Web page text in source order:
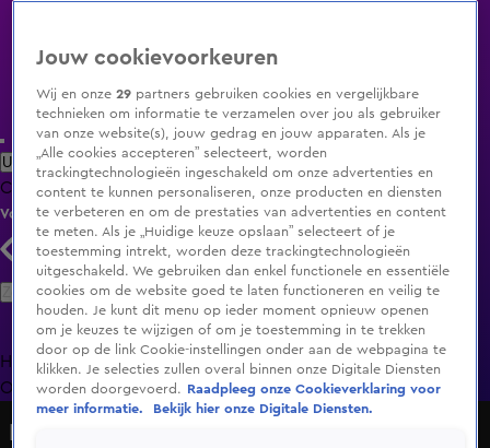
Uitzending Gemist Populaire programma's Zenders Genres
ClipsFilmsRadioSmart TV inlogShop
Volg KIJK
Zoeken
HomeUitzending Gemist Programma's De Bondgenoten
OranjezomerLivestreamsShop
Jouw cookievoorkeuren
Wij en onze29 partners gebruiken cookies en vergelijkbare
technieken om informatie te verzamelen over jou als gebruiker
van onze website(s), jouw gedrag en jouw apparaten. Als je
„Alle cookies accepteren” selecteert, worden
trackingtechnologieën ingeschakeld om onze advertenties en
content te kunnen personaliseren, onze producten en diensten
te verbeteren en om de prestaties van advertenties en content
te meten. Als je „Huidige keuze opslaan” selecteert of je
toestemming intrekt, worden deze trackingtechnologieën
uitgeschakeld. We gebruiken dan enkel functionele en essentiële
cookies om de website goed te laten functioneren en veilig te
houden. Je kunt dit menu op ieder moment opnieuw openen
om je keuzes te wijzigen of om je toestemming in te trekken
door op de link Cookie-instellingen onder aan de webpagina te
klikken. Je selecties zullen overal binnen onze Digitale Diensten
worden doorgevoerd.
Raadpleeg onze Cookieverklaring voor
meer informatie.
Bekijk hier onze Digitale Diensten.